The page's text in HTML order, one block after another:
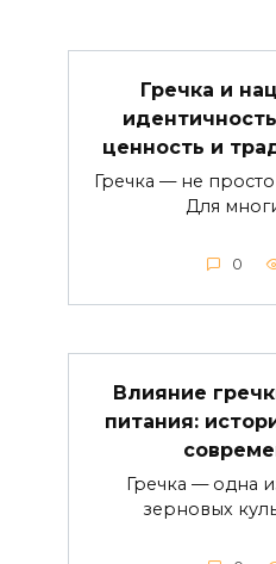
Гречка и
ценность и
Гречка — не
Для
0
Влияние
питания:
Гречка — одна
зерновых